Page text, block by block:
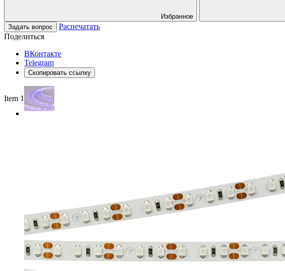
Избранное
Задать вопрос
Распечатать
Поделиться
ВКонтакте
Telegram
Скопировать ссылку
Item 1 of 2